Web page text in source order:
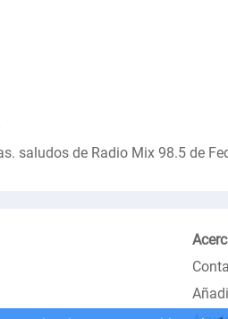
saludos de Radio Mix 98.5 de